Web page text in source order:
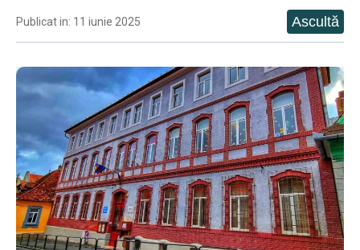
Publicat in: 11 iunie 2025